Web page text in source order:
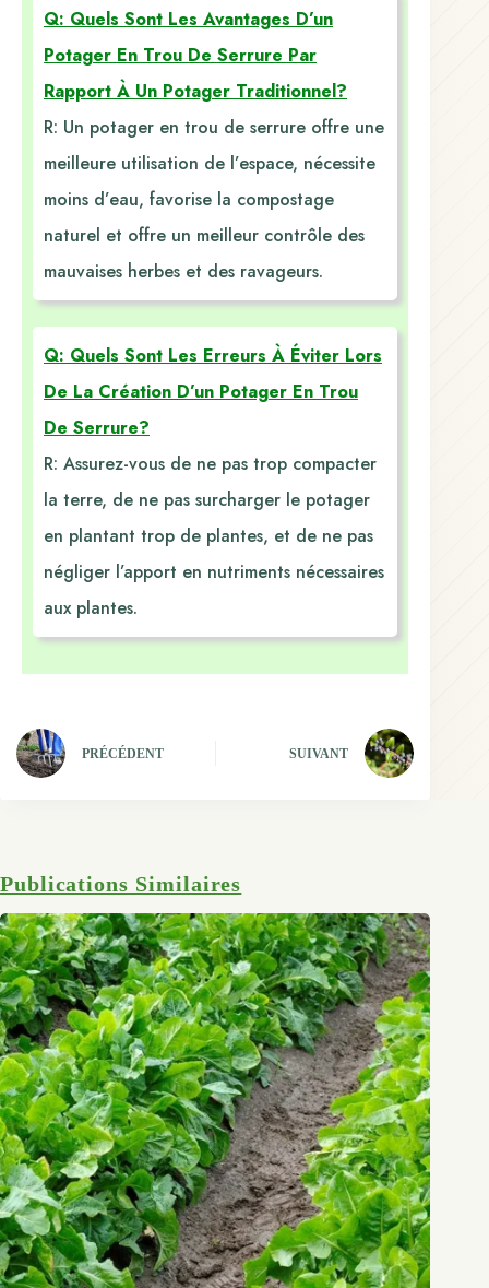
Q: Quels Sont Les Avantages D’un
Potager En Trou De Serrure Par
Rapport À Un Potager Traditionnel?
R: Un potager en trou de serrure offre une
meilleure utilisation de l’espace, nécessite
moins d’eau, favorise la compostage
naturel et offre un meilleur contrôle des
mauvaises herbes et des ravageurs.
Q: Quels Sont Les Erreurs À Éviter Lors
De La Création D’un Potager En Trou
De Serrure?
R: Assurez-vous de ne pas trop compacter
la terre, de ne pas surcharger le potager
en plantant trop de plantes, et de ne pas
négliger l’apport en nutriments nécessaires
aux plantes.
PRÉCÉDENT SUIVANT
Publications Similaires